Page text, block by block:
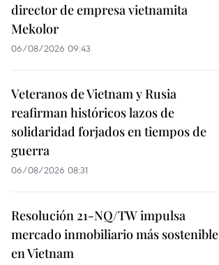
director de empresa vietnamita
Mekolor
06/08/2026 09:43
Veteranos de Vietnam y Rusia
reafirman históricos lazos de
solidaridad forjados en tiempos de
guerra
06/08/2026 08:31
Resolución 21-NQ/TW impulsa
mercado inmobiliario más sostenible
en Vietnam